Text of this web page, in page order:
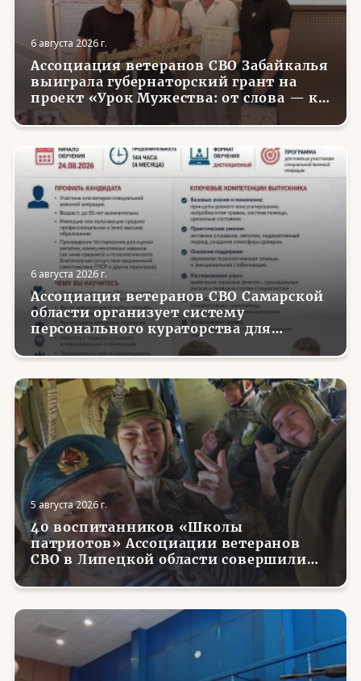
6 августа 2026 г.
Ассоциация ветеранов СВО Забайкалья
выиграла губернаторский грант на
проект «Урок Мужества: от слова — к
делу»
6 августа 2026 г.
Ассоциация ветеранов СВО Самарской
области организует систему
персонального кураторства для
трудоустройства и социализации
вернувшихся с фронта бойцов
5 августа 2026 г.
40 воспитанников «Школы
патриотов» Ассоциации ветеранов
СВО в Липецкой области совершили
первые парашютные прыжки